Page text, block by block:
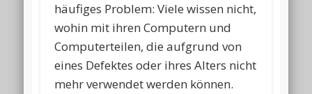
häufiges Problem: Viele wissen nicht,
wohin mit ihren Computern und
Computerteilen, die aufgrund von
eines Defektes oder ihres Alters nicht
mehr verwendet werden können.